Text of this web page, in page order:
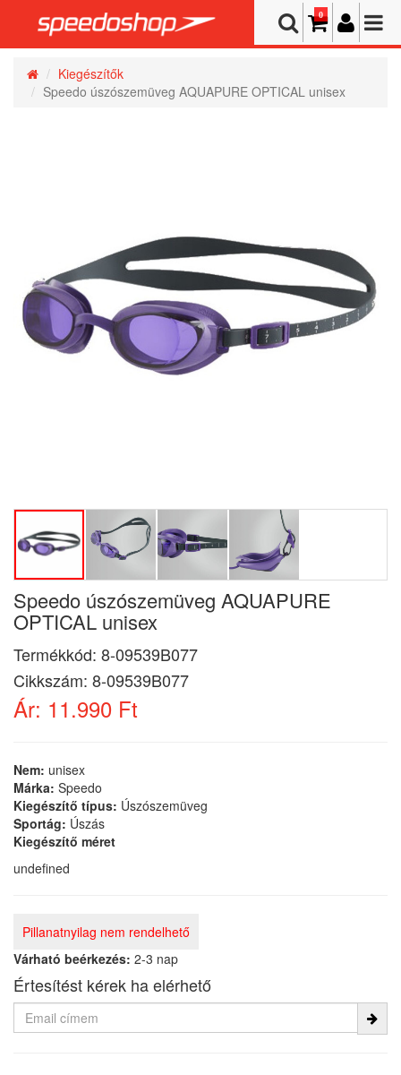
0
Kiegészítők
Speedo úszószemüveg AQUAPURE OPTICAL unisex
Speedo úszószemüveg AQUAPURE
OPTICAL unisex
Termékkód: 8-09539B077
Cikkszám: 8-09539B077
Ár: 11.990 Ft
Nem: unisex
Márka: Speedo
Kiegészítő típus: Úszószemüveg
Sportág: Úszás
Kiegészítő méret
undefined
Pillanatnyilag nem rendelhető
Várható beérkezés: 2-3 nap
Értesítést kérek ha elérhető